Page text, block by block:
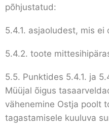
põhjustatud:
5.4.1. asjaoludest, mis
5.4.2. toote
5.5. Punktides 5.4.1. ja
Müüjal õigus
vähenemine Ostja poolt
tagastamisele kuuluva